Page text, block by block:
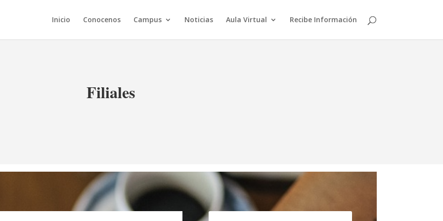
Inicio Conocenos Campus Noticias Aula Virtual Recibe Información
Filiales